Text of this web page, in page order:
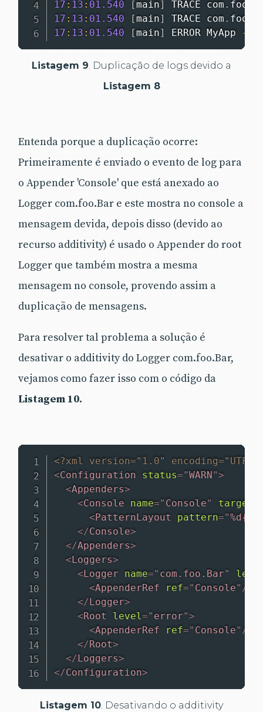
17 : 13 : 01.540 [main] TRACE com . foo
17 : 13 : 01.540 [main] TRACE com . foo
17 : 13 : 01.540 [main] ERROR MyApp -
Listagem 9. Duplicação de logs devido a
Listagem 8
Entenda porque a duplicação ocorre:
Primeiramente é enviado o evento de log para
o Appender 'Console' que está anexado ao
Logger com.foo.Bar e este mostra no console a
mensagem devida, depois disso (devido ao
recurso additivity) é usado o Appender do root
Logger que também mostra a mesma
mensagem no console, provendo assim a
duplicação de mensagens.
Para resolver tal problema a solução é
desativar o additivity do Logger com.foo.Bar,
vejamos como fazer isso com o código da
Listagem 10.
<?xml version="1.0" encoding="UTF-
<Configuration status="WARN">
<Appenders>
<Console name=" Console" target
<PatternLayout pattern="
</Console>
</Appenders>
<Loggers>
<Logger name=" com.foo.Bar"
<AppenderRef ref=" Console" />
</Logger>
<Root level=" error">
<AppenderRef ref=" Console" />
</Root>
</Loggers>
</Configuration>
Listagem 10. Desativando o additivity